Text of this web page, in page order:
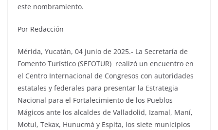
este nombramiento.
Por Redacción
Mérida, Yucatán, 04 junio de 2025.- La Secretaría de
Fomento Turístico (SEFOTUR) realizó un encuentro en
el Centro Internacional de Congresos con autoridades
estatales y federales para presentar la Estrategia
Nacional para el Fortalecimiento de los Pueblos
Mágicos ante los alcaldes de Valladolid, Izamal, Maní,
Motul, Tekax, Hunucmá y Espita, los siete municipios